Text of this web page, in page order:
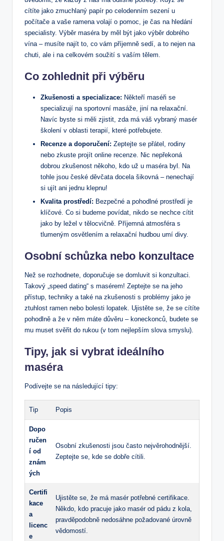
cítíte jako zmuchlaný papír po celodenním sezení u
počítače a vaše ramena volají o pomoc, je čas na hledání
specialisty. Výběr maséra by měl být jako výběr dobrého
vína – musíte najít to, co vám příjemně sedí, a to nejen na
chuti, ale i na celkovém soužití s vaším tělem.
Co zohlednit při výběru
Zkušenosti a specializace: Někteří maséři se
specializují na sportovní masáže, jiní na relaxační.
Navíc byste si měli zjistit, zda má váš vybraný masér
školení v oblasti terapií, které potřebujete.
Recenze a doporučení: Zeptejte se přátel, rodiny
nebo zkuste projít online recenze. Nic nepřekoná
dobrou zkušenost někoho, kdo už u maséra byl. Na
tohle jsou české děvčata docela šikovná – nenechají
si ujít ani jednu klepnu!
Kvalita prostředí: Bezpečné a pohodlné prostředí je
klíčové. Co si budeme povídat, nikdo se nechce cítit
jako by ležel v tělocvičně. Příjemná atmosféra s
tlumeným osvětlením a relaxační hudbou umí divy.
Osobní schůzka nebo konzultace
Než se rozhodnete, doporučuje se domluvit si konzultaci.
Takový „speed dating“ s masérem! Zeptejte se na jeho
přístup, techniky a také na zkušenosti s problémy jako je
ztuhlost ramen nebo bolesti lopatek. Ujistěte se, že se cítíte
pohodlně a že v něm máte důvěru – koneckonců, budete se
mu muset svěřit do rukou (v tom nejlepším slova smyslu).
Tipy, jak si vybrat ideálního
maséra
Podívejte se na následující tipy:
Tip Popis
Dopo
ručen
í od
znám
ých
Osobní zkušenosti jsou často nejvěrohodnější.
Zeptejte se, kde se dobře cítili.
Certifi
kace
a
licenc
e
Ujistěte se, že má masér potřebné certifikace.
Někdo, kdo pracuje jako masér od pádu z kola,
pravděpodobně nedosáhne požadované úrovně
vědomostí.